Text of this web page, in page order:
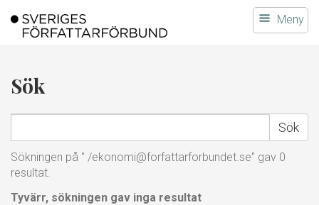
till
Meny
Sök
författarförbundet.se
Sök
Sökningen på " /ekonomi@forfattarforbundet.se" gav 0
resultat.
Tyvärr, sökningen gav inga resultat